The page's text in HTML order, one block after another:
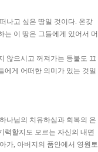
나고 싶은 땅일 것이다. 온갖
는 이 땅은 그들에게 있어서 머
않으시고 꺼져가는 등불도 끄
에게 어떠한 의미가 있는 것일
나님의 치유하심과 회복의 은
력할지도 모르는 자신의 내면
가, 아버지의 품안에서 영원토